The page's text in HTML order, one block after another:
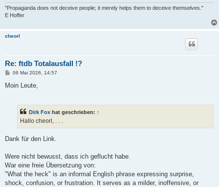
"Propaganda does not deceive people; it merely helps them to deceive themselves."
E Hoffer
cheorl
Re: ftdb Totalausfall !?
B
i
06 Mai 2026, 14:57
Moin Leute,
Dirk Fox hat geschrieben: ↑
Hallo cheorl, . . .
Dank für den Link.
Were nicht bewusst, dass ich geflucht habe.
War eine freie Übersetzung von:
"What the heck" is an informal English phrase expressing surprise,
shock, confusion, or frustration. It serves as a milder, inoffensive, or